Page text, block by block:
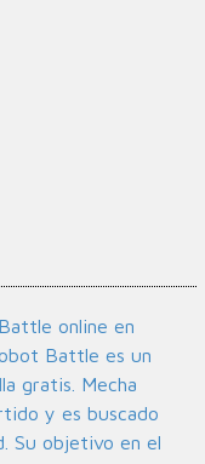
online en
Battle es un
gratis. Mecha
y es buscado
Su objetivo en el